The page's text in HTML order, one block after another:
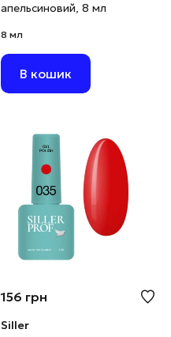
апельсиновий, 8 мл
8 мл
В кошик
156 грн
Siller